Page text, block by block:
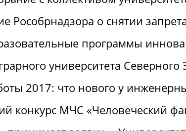
Рособрнадзора о снятии
программы
университета
2017: что нового у
конкурс МЧС «Человеческий